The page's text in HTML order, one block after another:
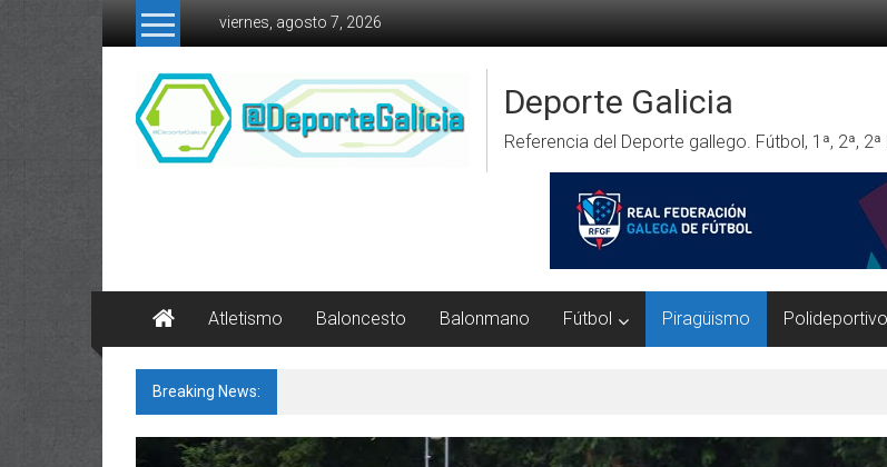
Skip to content
viernes, agosto 7, 2026
Deporte Galicia
Referencia del Deporte gallego. Fútbol, 1ª, 2ª,
Atletismo Baloncesto Balonmano Fútbol Piragüismo Polideportivo
Breaking News: